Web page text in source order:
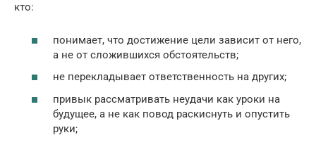
кто:
понимает, что достижение цели зависит от него,
а не от сложившихся обстоятельств;
не перекладывает ответственность на других;
привык рассматривать неудачи как уроки на
будущее, а не как повод раскиснуть и опустить
руки;